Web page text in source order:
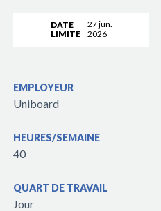
DATE
LIMITE
27 jun.
2026
EMPLOYEUR
Uniboard
HEURES/SEMAINE
40
QUART DE TRAVAIL
Jour